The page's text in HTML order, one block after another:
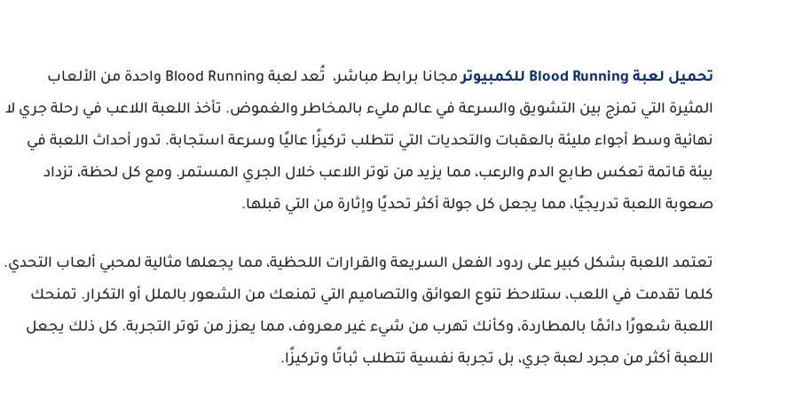
تحميل لعبة Blood Running للكمبيوتر
مجانا برابط مباشر، تُعد لعبة Blood Running واحدة من الألعاب
المثيرة التي تمزج بين التشويق والسرعة في عالم مليء بالمخاطر والغموض. تأخذ اللعبة اللاعب في رحلة جري لا
نهائية وسط أجواء مليئة بالعقبات والتحديات التي تتطلب تركيزًا عاليًا وسرعة استجابة. تدور أحداث اللعبة في
بيئة قاتمة تعكس طابع الدم والرعب، مما يزيد من توتر اللاعب خلال الجري المستمر. ومع كل لحظة، تزداد
صعوبة اللعبة تدريجيًا، مما يجعل كل جولة أكثر تحديًا وإثارة من التي قبلها.
تعتمد اللعبة بشكل كبير على ردود الفعل السريعة والقرارات اللحظية، مما يجعلها مثالية لمحبي ألعاب التحدي.
كلما تقدمت في اللعب، ستلاحظ تنوع العوائق والتصاميم التي تمنعك من الشعور بالملل أو التكرار. تمنحك
اللعبة شعورًا دائمًا بالمطاردة، وكأنك تهرب من شيء غير معروف، مما يعزز من توتر التجربة. كل ذلك يجعل
اللعبة أكثر من مجرد لعبة جري، بل تجربة نفسية تتطلب ثباتًا وتركيزًا.